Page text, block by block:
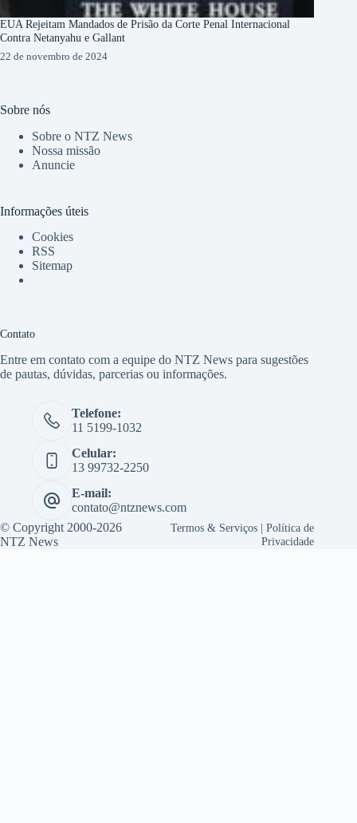
EUA Rejeitam Mandados de Prisão da Corte Penal Internacional
Contra Netanyahu e Gallant
22 de novembro de 2024
Sobre nós
Sobre o NTZ News
Nossa missão
Anuncie
Informações úteis
Cookies
RSS
Sitemap
Contato
Entre em contato com a equipe do NTZ News para sugestões
de pautas, dúvidas, parcerias ou informações.
Telefone:
11 5199-1032
Celular:
13 99732-2250
E-mail:
contato@ntznews.com
© Copyright 2000-2026
NTZ News
Termos & Serviços |Política de
Privacidade